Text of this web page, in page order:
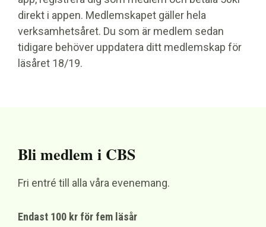
direkt i appen. Medlemskapet gäller hela
verksamhetsåret. Du som är medlem sedan
tidigare behöver uppdatera ditt medlemskap för
läsåret 18/19.
Bli medlem i CBS
Fri entré till alla våra evenemang.
Endast 100 kr för fem läsår